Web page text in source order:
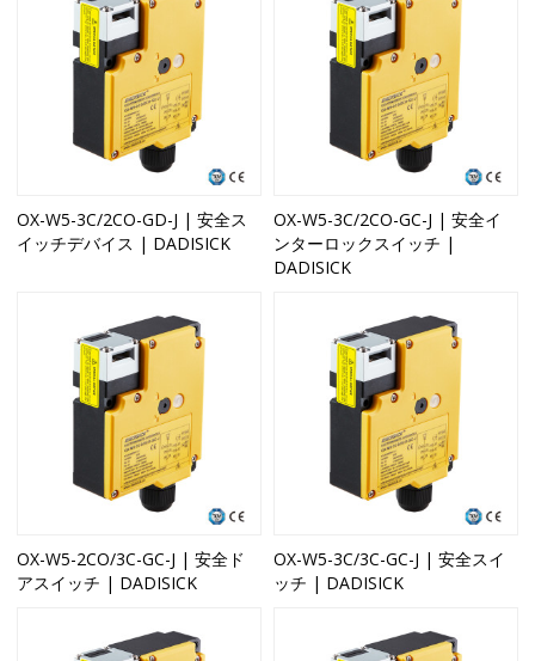
OX-W5-3C/2CO-GD-J | 安全ス
イッチデバイス | DADISICK
OX-W5-3C/2CO-GC-J | 安全イ
ンターロックスイッチ |
DADISICK
OX-W5-2CO/3C-GC-J | 安全ド
アスイッチ | DADISICK
OX-W5-3C/3C-GC-J | 安全スイ
ッチ | DADISICK